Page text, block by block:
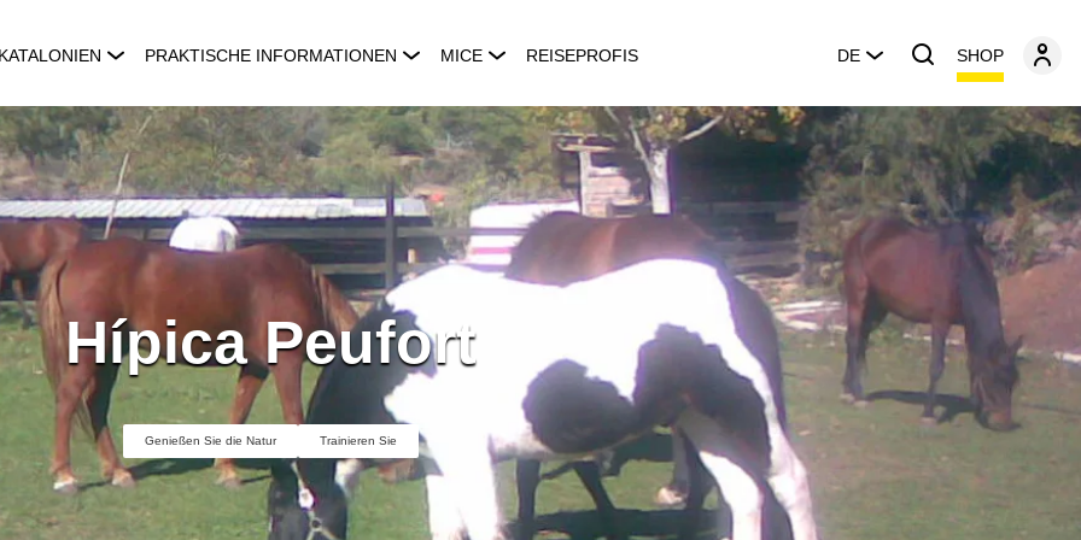
PRAKTISCHE INFORMATIONEN MICE REISEPROFIS DE SHOP
Hípica Peufort
Genießen Sie die Natur Trainieren Sie